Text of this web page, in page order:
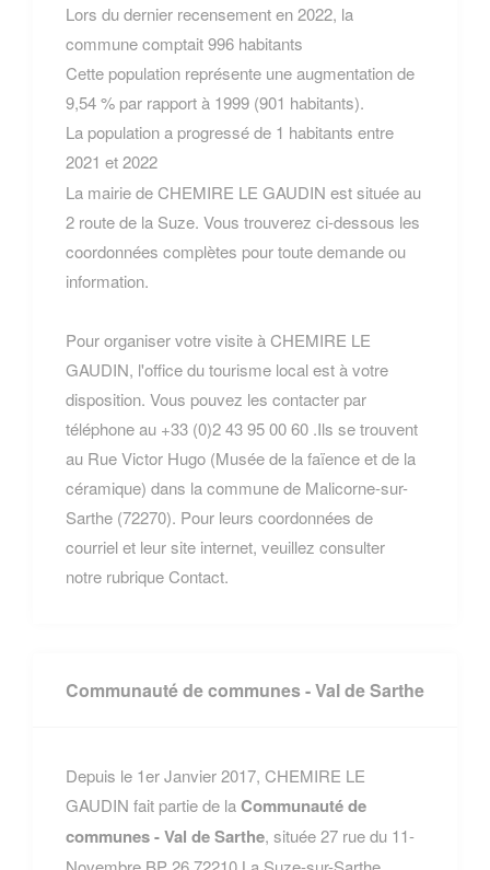
Lors du dernier recensement en 2022, la
commune comptait 996 habitants
Cette population représente une augmentation de
9,54 % par rapport à 1999 (901 habitants).
La population a progressé de 1 habitants entre
2021 et 2022
La mairie de CHEMIRE LE GAUDIN est située au
2 route de la Suze. Vous trouverez ci-dessous les
coordonnées complètes pour toute demande ou
information.
Pour organiser votre visite à CHEMIRE LE
GAUDIN, l'office du tourisme local est à votre
disposition. Vous pouvez les contacter par
téléphone au +33 (0)2 43 95 00 60 .Ils se trouvent
au Rue Victor Hugo (Musée de la faïence et de la
céramique) dans la commune de Malicorne-sur-
Sarthe (72270). Pour leurs coordonnées de
courriel et leur site internet, veuillez consulter
notre rubrique Contact.
Communauté de communes - Val de Sarthe
Depuis le 1er Janvier 2017, CHEMIRE LE
GAUDIN fait partie de laCommunauté de
communes - Val de Sarthe, située 27 rue du 11-